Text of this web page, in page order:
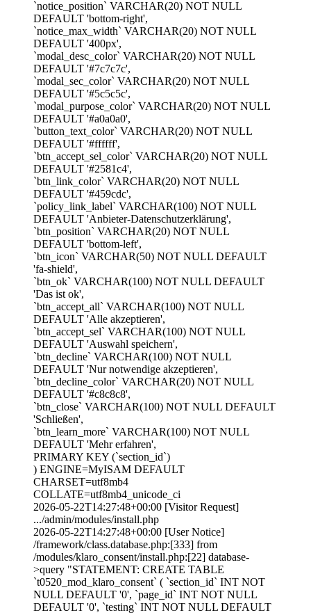
`notice_position` VARCHAR(20) NOT NULL
DEFAULT 'bottom-right',
`notice_max_width` VARCHAR(20) NOT NULL
DEFAULT '400px',
`modal_desc_color` VARCHAR(20) NOT NULL
DEFAULT '#7c7c7c',
`modal_sec_color` VARCHAR(20) NOT NULL
DEFAULT '#5c5c5c',
`modal_purpose_color` VARCHAR(20) NOT NULL
DEFAULT '#a0a0a0',
`button_text_color` VARCHAR(20) NOT NULL
DEFAULT '#ffffff',
`btn_accept_sel_color` VARCHAR(20) NOT NULL
DEFAULT '#2581c4',
`btn_link_color` VARCHAR(20) NOT NULL
DEFAULT '#459cdc',
`policy_link_label` VARCHAR(100) NOT NULL
DEFAULT 'Anbieter-Datenschutzerklärung',
`btn_position` VARCHAR(20) NOT NULL
DEFAULT 'bottom-left',
`btn_icon` VARCHAR(50) NOT NULL DEFAULT
'fa-shield',
`btn_ok` VARCHAR(100) NOT NULL DEFAULT
'Das ist ok',
`btn_accept_all` VARCHAR(100) NOT NULL
DEFAULT 'Alle akzeptieren',
`btn_accept_sel` VARCHAR(100) NOT NULL
DEFAULT 'Auswahl speichern',
`btn_decline` VARCHAR(100) NOT NULL
DEFAULT 'Nur notwendige akzeptieren',
`btn_decline_color` VARCHAR(20) NOT NULL
DEFAULT '#c8c8c8',
`btn_close` VARCHAR(100) NOT NULL DEFAULT
'Schließen',
`btn_learn_more` VARCHAR(100) NOT NULL
DEFAULT 'Mehr erfahren',
PRIMARY KEY (`section_id`)
) ENGINE=MyISAM DEFAULT
CHARSET=utf8mb4
COLLATE=utf8mb4_unicode_ci
2026-05-22T14:27:48+00:00 [Visitor Request]
.../admin/modules/install.php
2026-05-22T14:27:48+00:00 [User Notice]
/framework/class.database.php:[333] from
/modules/klaro_consent/install.php:[22] database-
>query "STATEMENT: CREATE TABLE
`t0520_mod_klaro_consent` ( `section_id` INT NOT
NULL DEFAULT '0', `page_id` INT NOT NULL
DEFAULT '0', `testing` INT NOT NULL DEFAULT